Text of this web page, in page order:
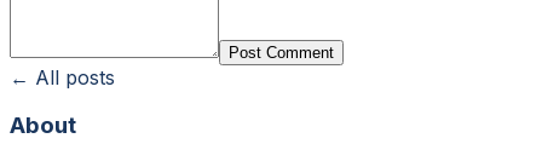
Post Comment
← All posts
About